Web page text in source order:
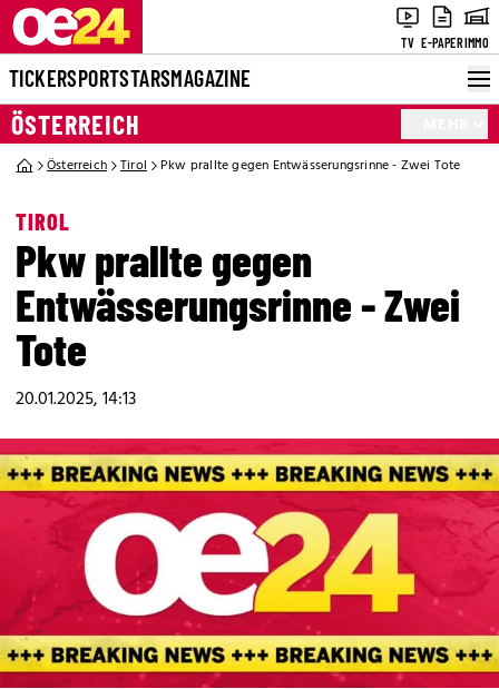
TV E-PAPERIMMO
TICKERSPORTSTARSMAGAZINE
ÖSTERREICH
Österreich Tirol Pkw prallte gegen Entwässerungsrinne - Zwei Tote
TIROL
Pkw prallte gegen
Entwässerungsrinne - Zwei
Tote
20.01.2025, 14:13